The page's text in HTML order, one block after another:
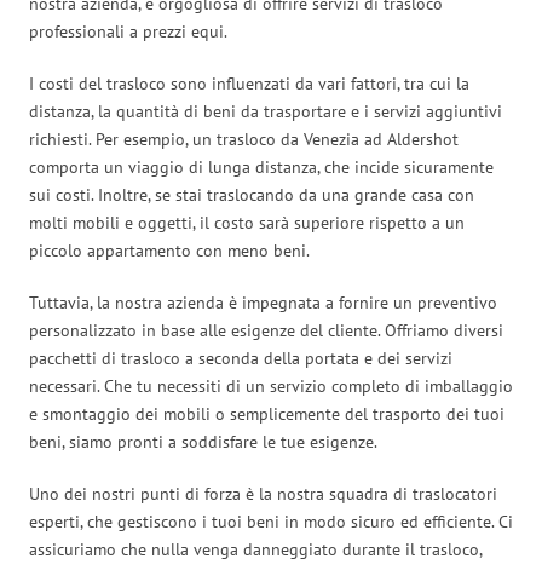
professionali a prezzi equi.
I costi del trasloco sono influenzati da vari fattori, tra cui la
distanza, la quantità di beni da trasportare e i servizi aggiuntivi
richiesti. Per esempio, un trasloco da Venezia ad Aldershot
comporta un viaggio di lunga distanza, che incide sicuramente
sui costi. Inoltre, se stai traslocando da una grande casa con
molti mobili e oggetti, il costo sarà superiore rispetto a un
piccolo appartamento con meno beni.
Tuttavia, la nostra azienda è impegnata a fornire un preventivo
personalizzato in base alle esigenze del cliente. Offriamo diversi
pacchetti di trasloco a seconda della portata e dei servizi
necessari. Che tu necessiti di un servizio completo di imballaggio
e smontaggio dei mobili o semplicemente del trasporto dei tuoi
beni, siamo pronti a soddisfare le tue esigenze.
Uno dei nostri punti di forza è la nostra squadra di traslocatori
esperti, che gestiscono i tuoi beni in modo sicuro ed efficiente. Ci
assicuriamo che nulla venga danneggiato durante il trasloco,